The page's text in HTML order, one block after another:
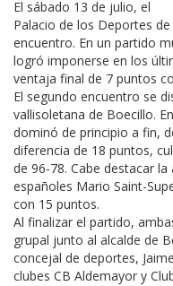
El sábado 13 de julio, el
Palacio de los Deportes
encuentro. En un partido
logró imponerse en los
ventaja final de 7 puntos
El segundo encuentro se
vallisoletana de Boecillo.
dominó de principio a fin,
diferencia de 18 puntos,
de 96-78. Cabe destacar
españoles Mario Saint-
con 15 puntos.
Al finalizar el partido,
grupal junto al alcalde de
concejal de deportes,
clubes CB Aldemayor y